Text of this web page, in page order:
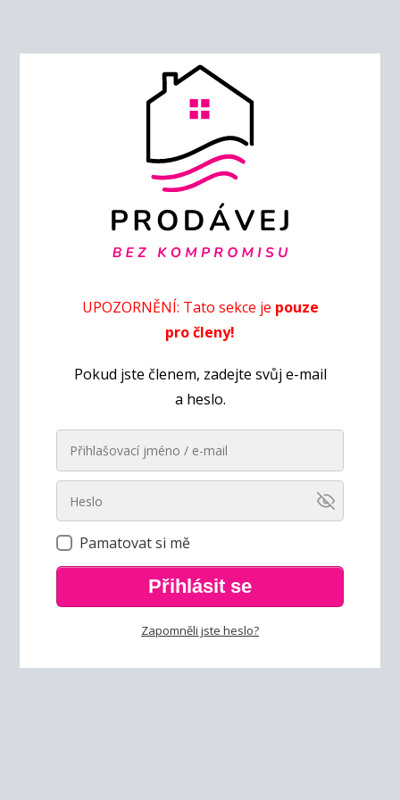
UPOZORNĚNÍ: Tato sekce je pouze
pro členy!
Pokud jste členem, zadejte svůj e-mail
a heslo.
Pamatovat si mě
Přihlásit se
Zapomněli jste heslo?